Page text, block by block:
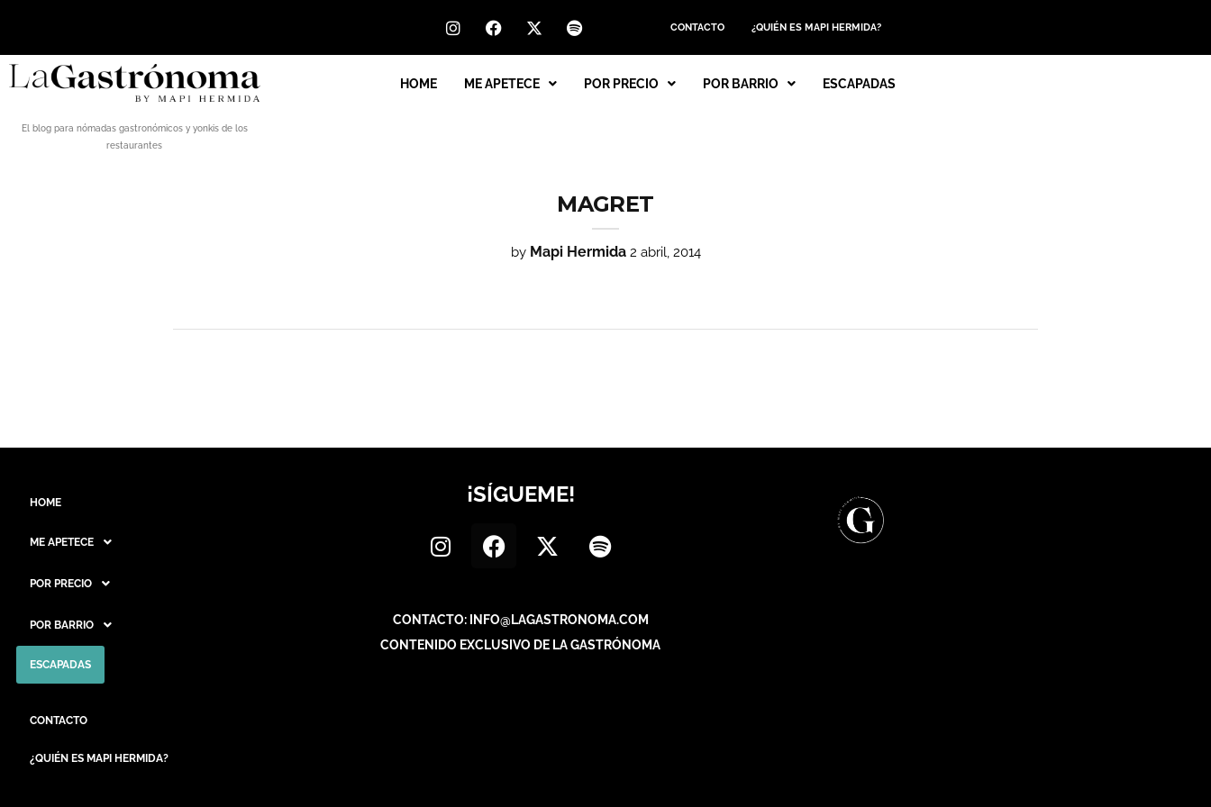
CONTACTO ¿QUIÉN ES MAPI HERMIDA?
El blog para nómadas gastronómicos y yonkis de los
restaurantes
HOME ME APETECE POR PRECIO POR BARRIO ESCAPADAS
MAGRET
by Mapi Hermida 2 abril, 2014
HOME
ME APETECE
POR PRECIO
POR BARRIO
ESCAPADAS
CONTACTO
¿QUIÉN ES MAPI HERMIDA?
¡SÍGUEME!
CONTACTO: INFO@LAGASTRONOMA.COM
CONTENIDO EXCLUSIVO DE LA GASTRÓNOMA